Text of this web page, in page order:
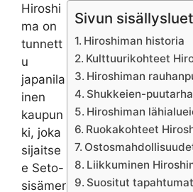
Sivun
Hiroshiman historia
Kulttuurikohteet
Hiroshiman
Shukkeien-
Hiroshiman
Ruokakohteet
Liikkuminen
Suositut
Hiroshi
ma on
tunnett
u
japanila
inen
kaupun
ki, joka
sijaitse
e Seto-
sisämer